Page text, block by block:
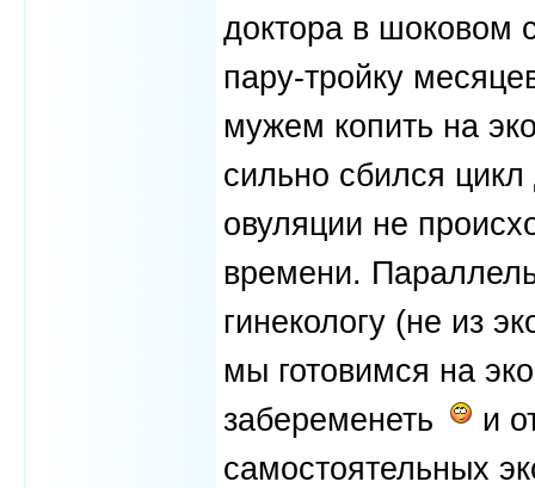
доктора в шоковом
пару-тройку
мужем копить на
сильно сбился
овуляции не
времени.
гинекологу (не из
мы готовимся на
забеременеть
и
самостоятельных